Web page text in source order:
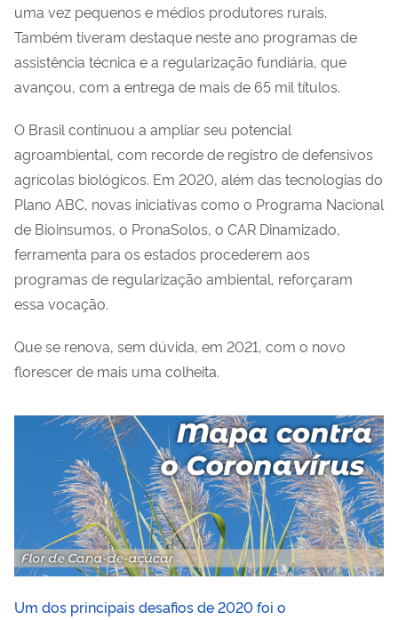
uma vez pequenos e médios produtores rurais.
Também tiveram destaque neste ano programas de
assistência técnica e a regularização fundiária, que
avançou, com a entrega de mais de 65 mil títulos.
O Brasil continuou a ampliar seu potencial
agroambiental, com recorde de registro de defensivos
agrícolas biológicos. Em 2020, além das tecnologias do
Plano ABC, novas iniciativas como o Programa Nacional
de Bioinsumos, o PronaSolos, o CAR Dinamizado,
ferramenta para os estados procederem aos
programas de regularização ambiental, reforçaram
essa vocação.
Que se renova, sem dúvida, em 2021, com o novo
florescer de mais uma colheita.
Um dos principais desafios de 2020 foi o